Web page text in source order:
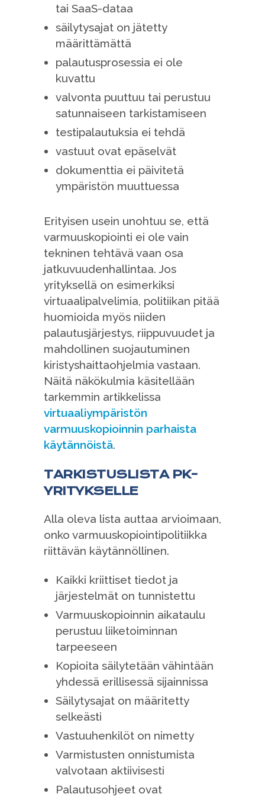
tai SaaS-dataa
säilytysajat on jätetty
määrittämättä
palautusprosessia ei ole
kuvattu
valvonta puuttuu tai perustuu
satunnaiseen tarkistamiseen
testipalautuksia ei tehdä
vastuut ovat epäselvät
dokumenttia ei päivitetä
ympäristön muuttuessa
Erityisen usein unohtuu se, että
varmuuskopiointi ei ole vain
tekninen tehtävä vaan osa
jatkuvuudenhallintaa. Jos
yrityksellä on esimerkiksi
virtuaalipalvelimia, politiikan pitää
huomioida myös niiden
palautusjärjestys, riippuvuudet ja
mahdollinen suojautuminen
kiristyshaittaohjelmia vastaan.
Näitä näkökulmia käsitellään
tarkemmin artikkelissa
virtuaaliympäristön
varmuuskopioinnin parhaista
käytännöistä.
TARKISTUSLISTA PK-
YRITYKSELLE
Alla oleva lista auttaa arvioimaan,
onko varmuuskopiointipolitiikka
riittävän käytännöllinen.
Kaikki kriittiset tiedot ja
järjestelmät on tunnistettu
Varmuuskopioinnin aikataulu
perustuu liiketoiminnan
tarpeeseen
Kopioita säilytetään vähintään
yhdessä erillisessä sijainnissa
Säilytysajat on määritetty
selkeästi
Vastuuhenkilöt on nimetty
Varmistusten onnistumista
valvotaan aktiivisesti
Palautusohjeet ovat